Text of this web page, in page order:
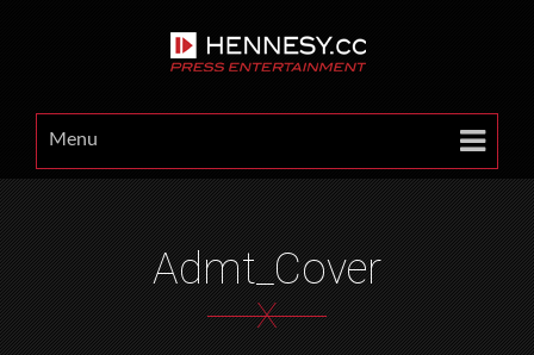
Menu
Admt_Cover
X